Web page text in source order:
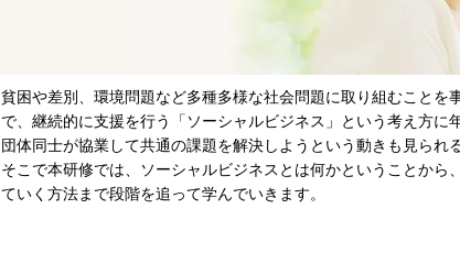
貧困や差別、環境問題など多種多様な社会問題に取り組むこと
で、継続的に支援を行う「ソーシャルビジネス」という考え方
団体同士が協業して共通の課題を解決しようという動きも見られ
そこで本研修では、ソーシャルビジネスとは何かということか
ていく方法まで段階を追って学んでいきます。